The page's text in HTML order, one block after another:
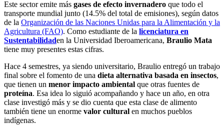
Este sector emite más gases de efecto invernadero que todo el
transporte mundial junto (14.5% del total de emisiones), según datos
de la Organización de las Naciones Unidas para la Alimentación y la
Agricultura (FAO). Como estudiante de la licenciatura en
Sustentabilidaden la Universidad Iberoamericana, Braulio Mata
tiene muy presentes estas cifras.
Hace 4 semestres, ya siendo universitario, Braulio entregó un trabajo
final sobre el fomento de una dieta alternativa basada en insectos,
que tienen un menor impacto ambiental que otras fuentes de
proteína. Esa idea lo siguió acompañando y hace un año, en otra
clase investigó más y se dio cuenta que esta clase de alimento
también tiene un enorme valor cultural en muchos pueblos
indígenas.